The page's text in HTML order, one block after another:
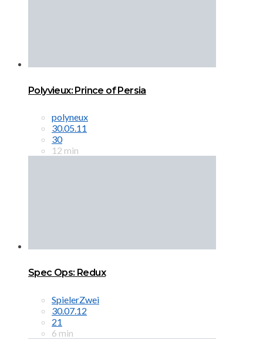
Polyvieux: Prince of Persia
polyneux
30.05.11
30
12 min
Spec Ops: Redux
SpielerZwei
30.07.12
21
6 min